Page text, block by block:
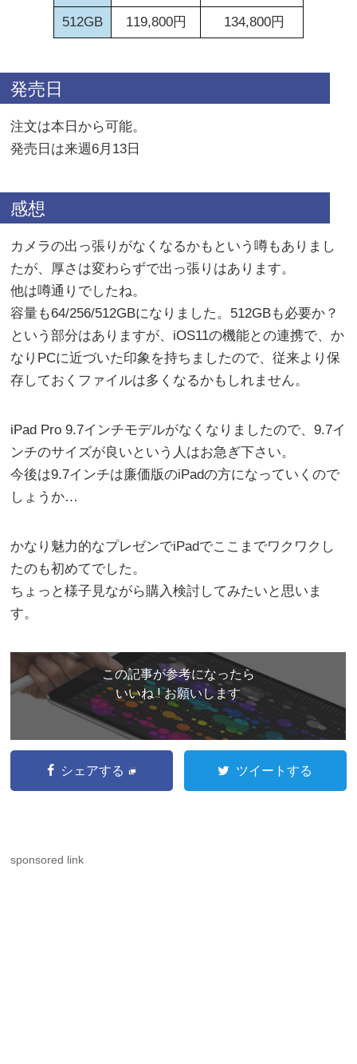
512GB 119,800円 134,800円
発売日
注文は本日から可能。
発売日は来週6月13日
感想
カメラの出っ張りがなくなるかもという噂もありまし
たが、厚さは変わらずで出っ張りはあります。
他は噂通りでしたね。
容量も64/256/512GBになりました。512GBも必要か？
という部分はありますが、iOS11の機能との連携で、か
なりPCに近づいた印象を持ちましたので、従来より保
存しておくファイルは多くなるかもしれません。
iPad Pro 9.7インチモデルがなくなりましたので、9.7イ
ンチのサイズが良いという人はお急ぎ下さい。
今後は9.7インチは廉価版のiPadの方になっていくので
しょうか…
かなり魅力的なプレゼンでiPadでここまでワクワクし
たのも初めてでした。
ちょっと様子見ながら購入検討してみたいと思いま
す。
この記事が参考になったら
いいね ! お願いします
シェアする ツイートする
sponsored link